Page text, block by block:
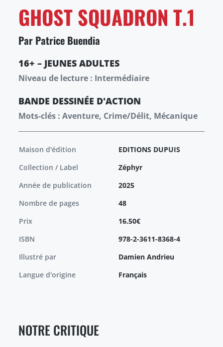
GHOST SQUADRON T.1
Par Patrice Buendia
16+ – JEUNES ADULTES
Niveau de lecture : Intermédiaire
BANDE DESSINÉE D'ACTION
Mots-clés : Aventure, Crime/Délit, Mécanique
Maison d'édition
EDITIONS DUPUIS
Collection / Label
Zéphyr
Année de publication
2025
Nombre de pages
48
Prix
16.50€
ISBN
978-2-3611-8368-4
Illustré par
Damien Andrieu
Langue d'origine
Français
NOTRE CRITIQUE